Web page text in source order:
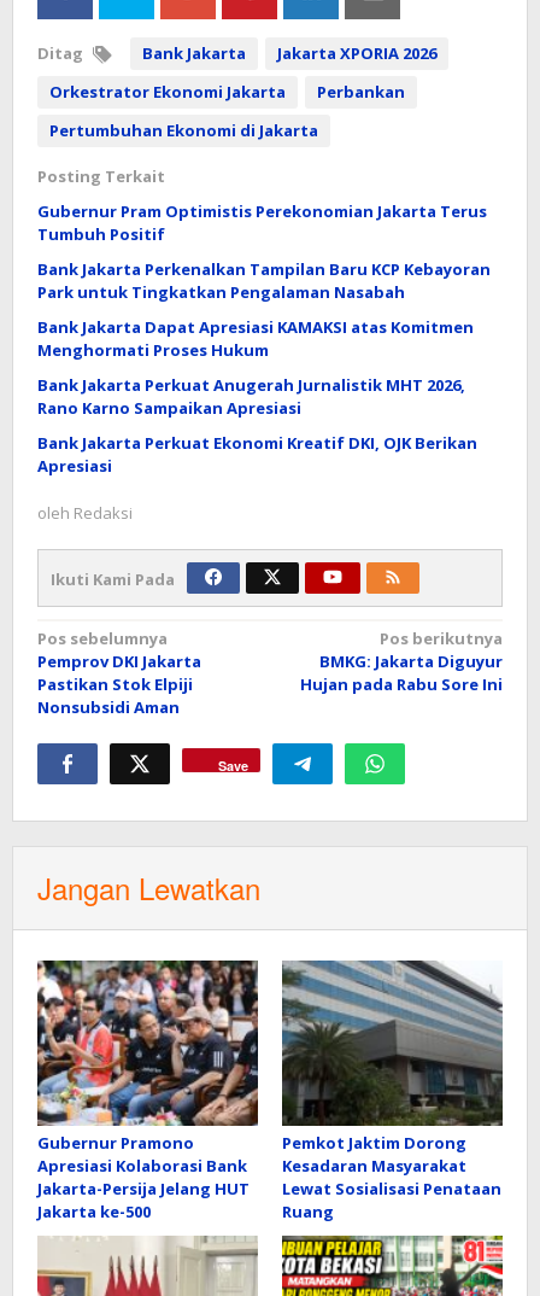
Ditag Bank Jakarta
Jakarta XPORIA 2026
Orkestrator Ekonomi Jakarta
Perbankan
Pertumbuhan Ekonomi di Jakarta
Posting Terkait
Gubernur Pram Optimistis Perekonomian Jakarta Terus
Tumbuh Positif
Bank Jakarta Perkenalkan Tampilan Baru KCP Kebayoran
Park untuk Tingkatkan Pengalaman Nasabah
Bank Jakarta Dapat Apresiasi KAMAKSI atas Komitmen
Menghormati Proses Hukum
Bank Jakarta Perkuat Anugerah Jurnalistik MHT 2026,
Rano Karno Sampaikan Apresiasi
Bank Jakarta Perkuat Ekonomi Kreatif DKI, OJK Berikan
Apresiasi
oleh Redaksi
Ikuti Kami Pada
Navigasi
pos
Pos sebelumnya
Pemprov DKI Jakarta
Pastikan Stok Elpiji
Nonsubsidi Aman
Pos berikutnya
BMKG: Jakarta Diguyur
Hujan pada Rabu Sore Ini
Save
Jangan Lewatkan
Gubernur Pramono
Apresiasi Kolaborasi Bank
Jakarta-Persija Jelang HUT
Jakarta ke-500
Pemkot Jaktim Dorong
Kesadaran Masyarakat
Lewat Sosialisasi Penataan
Ruang